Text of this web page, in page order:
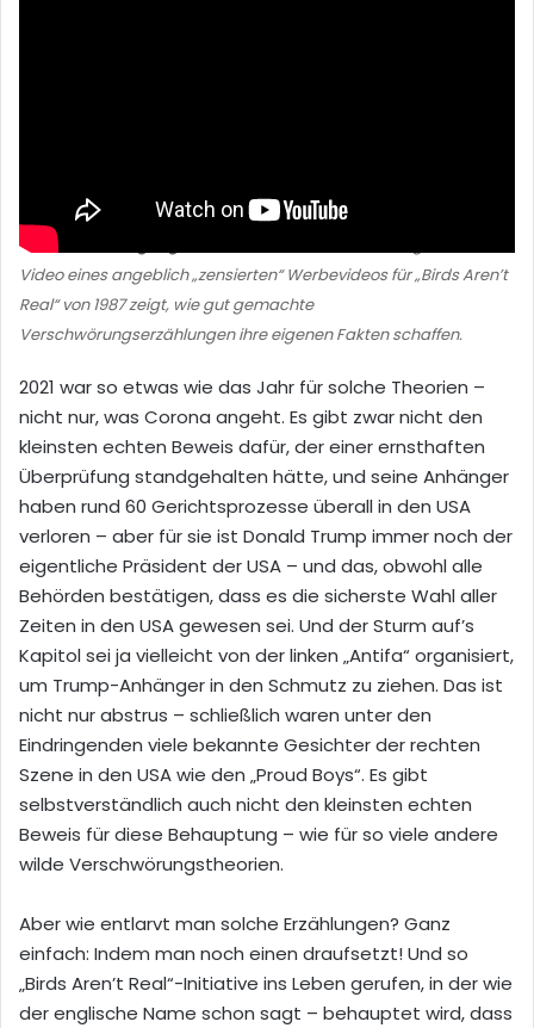
Parodie mit Vergangenheit:
Video eines angeblich „zensierten“ Werbevideos für „Birds Aren’t
Real“ von 1987 zeigt, wie gut gemachte
Verschwörungserzählungen ihre eigenen Fakten schaffen.
2021 war so etwas wie das Jahr für solche Theorien –
nicht nur, was Corona angeht. Es gibt zwar nicht den
kleinsten echten Beweis dafür, der einer ernsthaften
Überprüfung standgehalten hätte, und seine Anhänger
haben rund 60 Gerichtsprozesse überall in den USA
verloren – aber für sie ist Donald Trump immer noch der
eigentliche Präsident der USA – und das, obwohl alle
Behörden bestätigen, dass es die sicherste Wahl aller
Zeiten in den USA gewesen sei. Und der Sturm auf’s
Kapitol sei ja vielleicht von der linken „Antifa“ organisiert,
um Trump-Anhänger in den Schmutz zu ziehen. Das ist
nicht nur abstrus – schließlich waren unter den
Eindringenden viele bekannte Gesichter der rechten
Szene in den USA wie den „Proud Boys“. Es gibt
selbstverständlich auch nicht den kleinsten echten
Beweis für diese Behauptung – wie für so viele andere
wilde Verschwörungstheorien.
Aber wie entlarvt man solche Erzählungen? Ganz
einfach: Indem man noch einen draufsetzt! Und so
„Birds Aren’t Real“-Initiative ins Leben gerufen, in der wie
der englische Name schon sagt – behauptet wird, dass